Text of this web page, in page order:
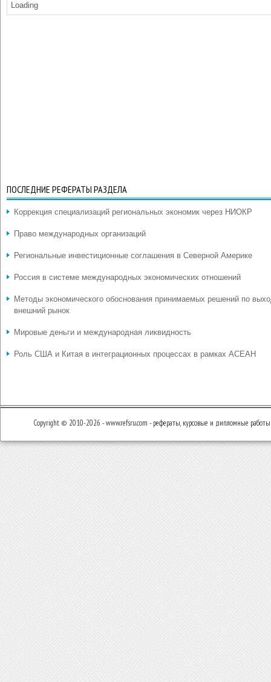
Loading
ПОСЛЕДНИЕ РЕФЕРАТЫ РАЗДЕЛА
Коррекция специализаций региональных экономик через НИОКР
Право международных организаций
Региональные инвестиционные соглашения в Северной Америке
Россия в системе международных экономических отношений
Методы экономического обоснования принимаемых решений по
внешний рынок
Мировые деньги и международная ликвидность
Роль США и Китая в интеграционных процессах в рамках АСЕАН
Copyright © 2010-2026 - www.refsru.com - рефераты, курсовые и дипломные работы